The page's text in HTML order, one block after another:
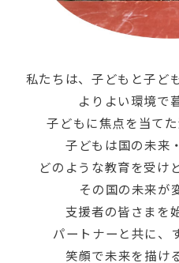
私たちは、子どもと子ど
よりよい環境で
子どもに焦点を当てた
子どもは国の未来
どのような教育を受け
その国の未来が
支援者の皆さまを
パートナーと共に、
笑顔で未来を描け